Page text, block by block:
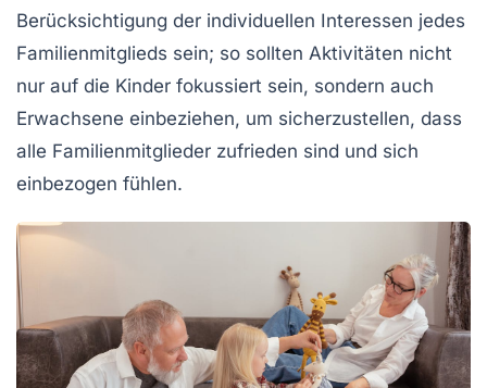
Berücksichtigung der individuellen Interessen jedes
Familienmitglieds sein; so sollten Aktivitäten nicht
nur auf die Kinder fokussiert sein, sondern auch
Erwachsene einbeziehen, um sicherzustellen, dass
alle Familienmitglieder zufrieden sind und sich
einbezogen fühlen.